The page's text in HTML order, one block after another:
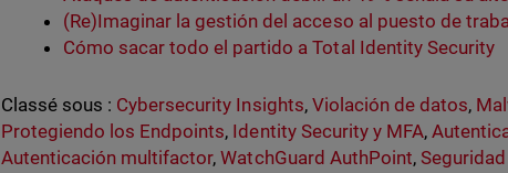
(Re)Imaginar la gestión del acceso al puesto de
Cómo sacar todo el partido a Total Identity Security
Classé sous : Cybersecurity Insights, Violación de datos,
Protegiendo los Endpoints, Identity Security y MFA,
Autenticación multifactor,WatchGuard AuthPoint,